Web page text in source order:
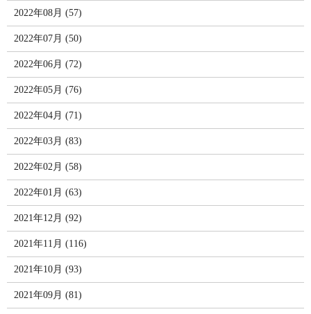
2022年08月 (57)
2022年07月 (50)
2022年06月 (72)
2022年05月 (76)
2022年04月 (71)
2022年03月 (83)
2022年02月 (58)
2022年01月 (63)
2021年12月 (92)
2021年11月 (116)
2021年10月 (93)
2021年09月 (81)